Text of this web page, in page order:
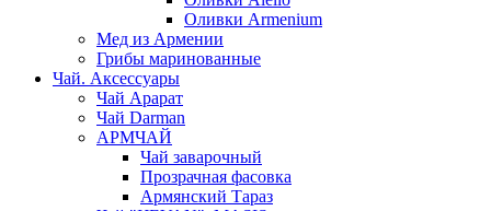
Оливки Armenium
Мед из Армении
Грибы маринованные
Чай. Аксессуары
Чай Арарат
Чай Darman
АРМЧАЙ
Чай заварочный
Прозрачная фасовка
Армянский Тараз